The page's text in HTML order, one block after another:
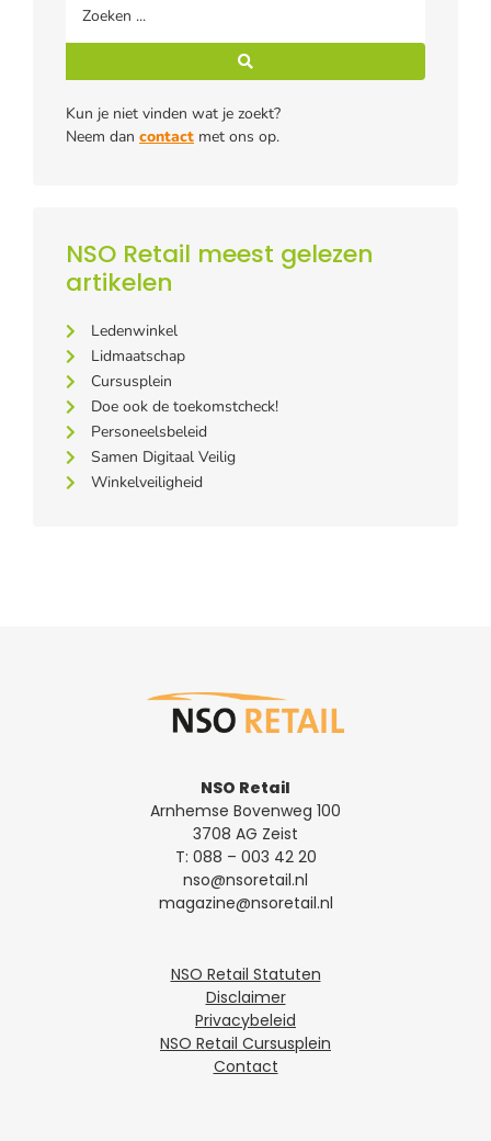
Kun je niet vinden wat je zoekt?
Neem dan contact met ons op.
NSO Retail meest gelezen
artikelen
Ledenwinkel
Lidmaatschap
Cursusplein
Doe ook de toekomstcheck!
Personeelsbeleid
Samen Digitaal Veilig
Winkelveiligheid
NSO Retail
Arnhemse Bovenweg 100
3708 AG Zeist
T: 088 – 003 42 20
nso@nsoretail.nl
magazine@nsoretail.nl
NSO Retail Statuten
Disclaimer
Privacybeleid
NSO Retail Cursusplein
Contact